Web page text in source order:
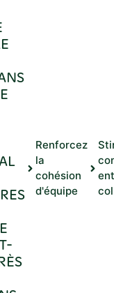
Renforcez
la
cohésion
d'équipe